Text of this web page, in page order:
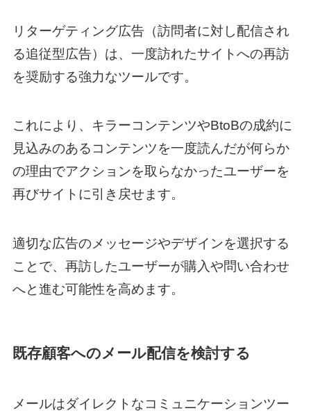
リターゲティング広告（訪問者に対し配信され
る追従型広告）は、一度訪れたサイトへの再訪
を奨励する強力なツールです。
これにより、キラーコンテンツやBtoBの成約に
見込みのあるコンテンツを一度読んだが何らか
の理由でアクションを取らなかったユーザーを
再びサイトに引き戻せます。
適切な広告のメッセージやデザインを選択する
ことで、再訪したユーザーが購入や問い合わせ
へと進む可能性を高めます。
既存顧客へのメール配信を検討する
メールはダイレクトなコミュニケーションツー